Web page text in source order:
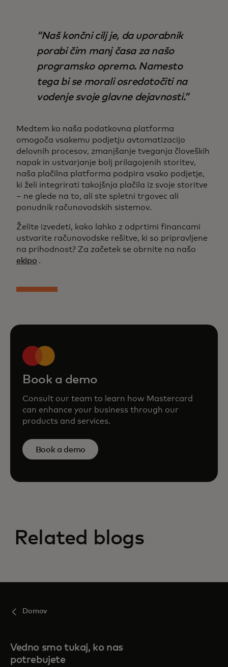
Naš končni cilj je, da uporabnik
porabi čim manj časa za našo
programsko opremo. Namesto
tega bi se morali osredotočiti na
vodenje svoje glavne dejavnosti.
Medtem ko naša podatkovna platforma
omogoča vsakemu podjetju avtomatizacijo
delovnih procesov, zmanjšanje tveganja človeških
napak in ustvarjanje bolj prilagojenih storitev,
naša plačilna platforma podpira vsako podjetje,
ki želi integrirati takojšnja plačila iz svoje storitve
– ne glede na to, ali ste spletni trgovec ali
ponudnik računovodskih sistemov.
Želite izvedeti, kako lahko z odprtimi financami
ustvarite računovodske rešitve, ki so pripravljene
na prihodnost? Za začetek se obrnite na našo
ekipo .
Book a demo
Consult our team to learn how Mastercard
can enhance your business through our
products and services.
Book a demo
Related blogs
Domov
Vedno smo tukaj, ko nas
potrebujete